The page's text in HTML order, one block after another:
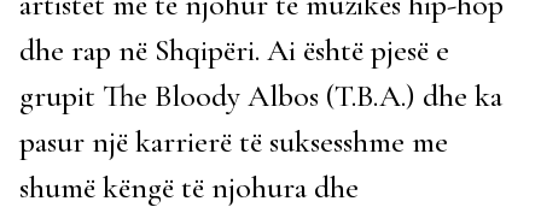
dhe rap në Shqipëri. Ai është pjesë e
grupit The Bloody Albos (T.B.A.) dhe ka
pasur një karrierë të suksesshme me
shumë këngë të njohura dhe